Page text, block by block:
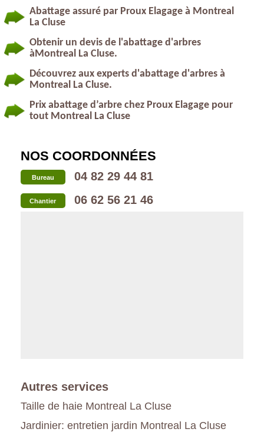
Abattage assuré par Proux Elagage à Montreal
La Cluse
Obtenir un devis de l'abattage d'arbres
àMontreal La Cluse.
Découvrez aux experts d'abattage d'arbres à
Montreal La Cluse.
Prix abattage d’arbre chez Proux Elagage pour
tout Montreal La Cluse
NOS COORDONNÉES
Bureau 04 82 29 44 81
Chantier 06 62 56 21 46
Autres services
Taille de haie Montreal La Cluse
Jardinier: entretien jardin Montreal La Cluse